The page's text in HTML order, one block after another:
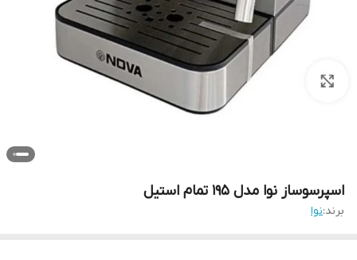
اسپرسوساز نوا مدل ۱۹۵ تمام استیل
برند:نوا